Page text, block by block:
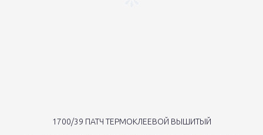
1700/39 ПАТЧ ТЕРМОКЛЕЕВОЙ ВЫШИТЫЙ